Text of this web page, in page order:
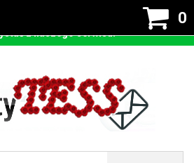
0
z cookies - czyli tzw ciastek w celu
Zaakceptuj przyjmowanie cookies
z naszego serwisu.